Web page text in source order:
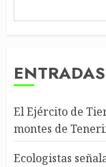
El Ejército de
montes de
Ecologistas